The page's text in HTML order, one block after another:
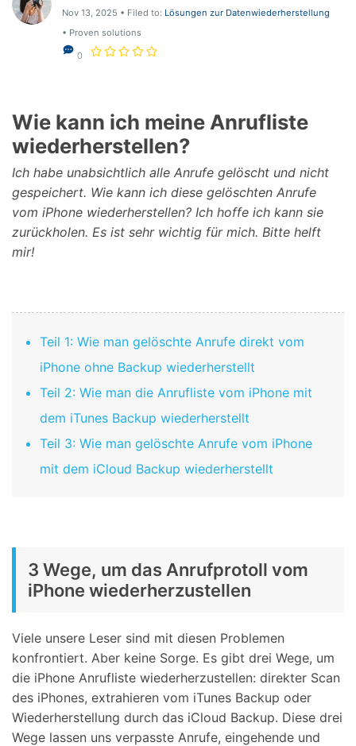
Support
DOWNLOAD Anmelden
Nov 13, 2025 • Filed to: Lösungen zur Datenwiederherstellung
• Proven solutions
0
Wie kann ich meine Anrufliste
wiederherstellen?
Ich habe unabsichtlich alle Anrufe gelöscht und nicht
gespeichert. Wie kann ich diese gelöschten Anrufe
vom iPhone wiederherstellen? Ich hoffe ich kann sie
zurückholen. Es ist sehr wichtig für mich. Bitte helft
mir!
Teil 1: Wie man gelöschte Anrufe direkt vom
iPhone ohne Backup wiederherstellt
Teil 2: Wie man die Anrufliste vom iPhone mit
dem iTunes Backup wiederherstellt
Teil 3: Wie man gelöschte Anrufe vom iPhone
mit dem iCloud Backup wiederherstellt
3 Wege, um das Anrufprotoll vom
iPhone wiederherzustellen
Viele unsere Leser sind mit diesen Problemen
konfrontiert. Aber keine Sorge. Es gibt drei Wege, um
die iPhone Anrufliste wiederherzustellen: direkter Scan
des iPhones, extrahieren vom iTunes Backup oder
Wiederherstellung durch das iCloud Backup. Diese drei
Wege lassen uns verpasste Anrufe, eingehende und